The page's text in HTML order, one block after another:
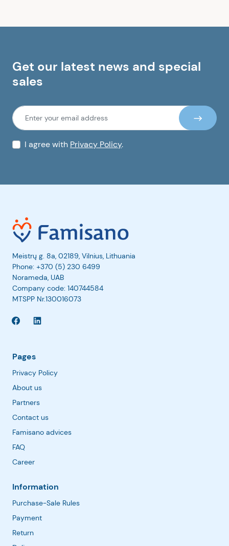
Get our latest news and special
sales
I agree with Privacy Policy.
Meistrų g. 8a, 02189, Vilnius, Lithuania
Phone: +370 (5) 230 6499
Norameda, UAB
Company code: 140744584
MTSPP Nr.130016073
Pages
Privacy Policy
About us
Partners
Contact us
Famisano advices
FAQ
Career
Information
Purchase-Sale Rules
Payment
Return